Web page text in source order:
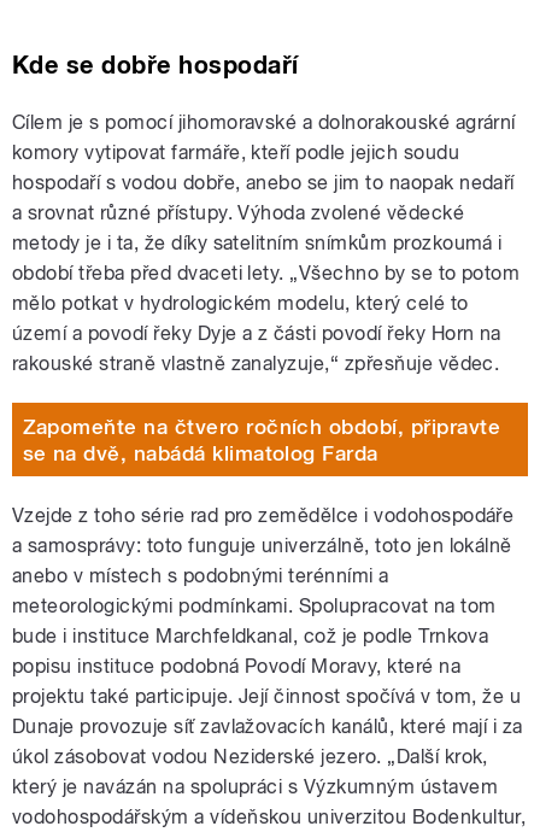
Kde se dobře hospodaří
Cílem je s pomocí jihomoravské a dolnorakouské agrární
komory vytipovat farmáře, kteří podle jejich soudu
hospodaří s vodou dobře, anebo se jim to naopak nedaří
a srovnat různé přístupy. Výhoda zvolené vědecké
metody je i ta, že díky satelitním snímkům prozkoumá i
období třeba před dvaceti lety. „Všechno by se to potom
mělo potkat v hydrologickém modelu, který celé to
území a povodí řeky Dyje a z části povodí řeky Horn na
rakouské straně vlastně zanalyzuje,“ zpřesňuje vědec.
Zapomeňte na čtvero ročních období, připravte
se na dvě, nabádá klimatolog Farda
Vzejde z toho série rad pro zemědělce i vodohospodáře
a samosprávy: toto funguje univerzálně, toto jen lokálně
anebo v místech s podobnými terénními a
meteorologickými podmínkami. Spolupracovat na tom
bude i instituce Marchfeldkanal, což je podle Trnkova
popisu instituce podobná Povodí Moravy, které na
projektu také participuje. Její činnost spočívá v tom, že u
Dunaje provozuje síť zavlažovacích kanálů, které mají i za
úkol zásobovat vodou Neziderské jezero. „Další krok,
který je navázán na spolupráci s Výzkumným ústavem
vodohospodářským a vídeňskou univerzitou Bodenkultur,